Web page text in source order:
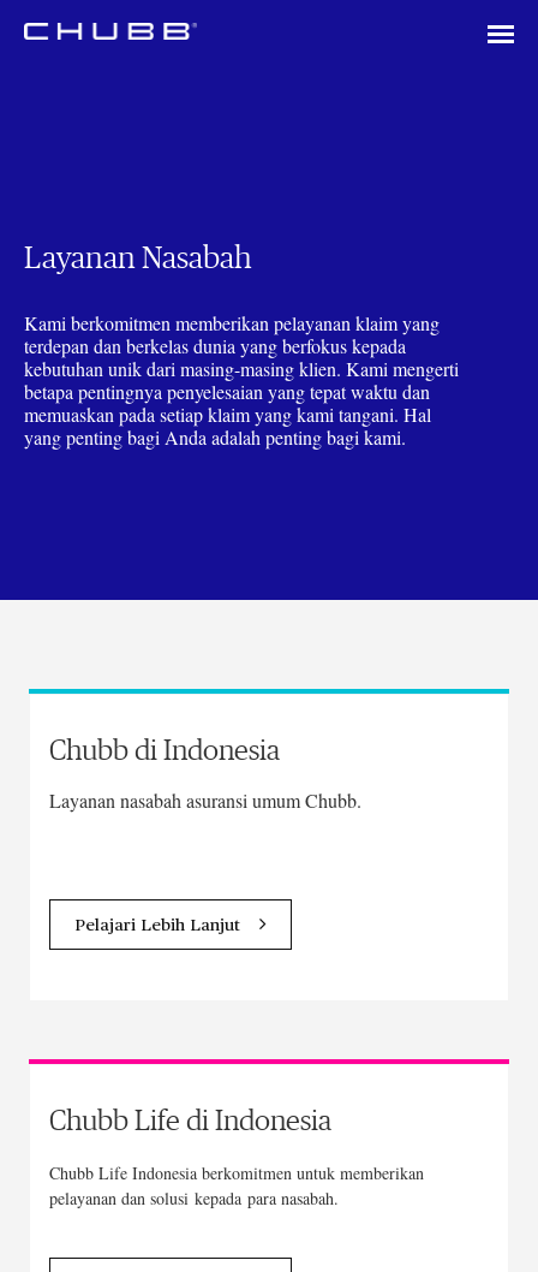
Layanan Nasabah
Kami berkomitmen memberikan pelayanan klaim yang
terdepan dan berkelas dunia yang berfokus kepada
kebutuhan unik dari masing-masing klien. Kami mengerti
betapa pentingnya penyelesaian yang tepat waktu dan
memuaskan pada setiap klaim yang kami tangani. Hal
yang penting bagi Anda adalah penting bagi kami.
Chubb di Indonesia
Layanan nasabah asuransi umum Chubb.
Pelajari Lebih Lanjut
Chubb Life di Indonesia
Chubb Life Indonesia berkomitmen untuk memberikan
pelayanan dan solusi kepada para nasabah.